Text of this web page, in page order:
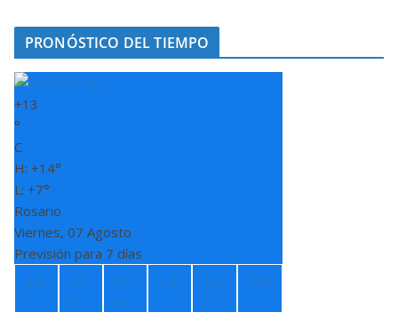
PRONÓSTICO DEL TIEMPO
+13
°
C
H: +14°
L: +7°
Rosario
Viernes, 07 Agosto
Previsión para 7 días
Jue
Sá
b
Do
m
Lun
Ma
r
Mié